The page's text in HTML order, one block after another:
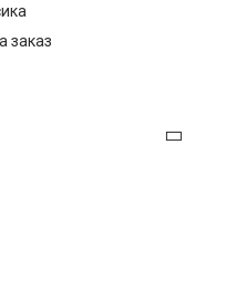
заказ